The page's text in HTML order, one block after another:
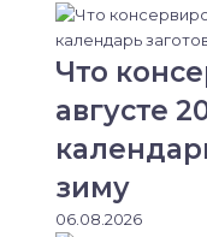
Что
августе
зиму
06.08.2026